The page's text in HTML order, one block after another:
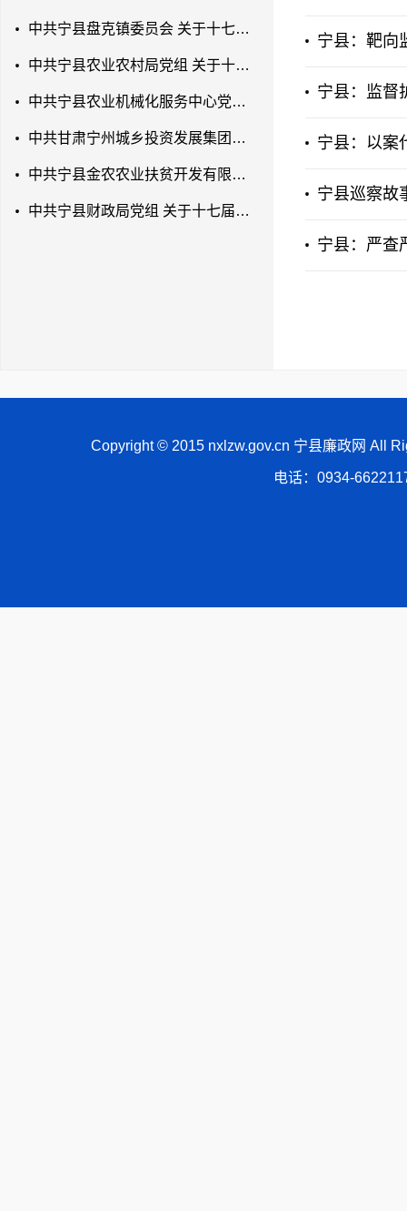
中共宁县盘克镇委员会 关于十七届县委第七轮巡察反馈意见整改落实进展情况的通报
中共宁县农业农村局党组 关于十七届县委第七轮巡察反馈意见整改落实进展情况的通报
中共宁县农业机械化服务中心党支部 关于十七届县委第七轮巡察反馈意见整改落实进展情况的通报
中共甘肃宁州城乡投资发展集团有限公司党支部 关于十七届县委第七轮巡察反馈意见 整改落实进展情况的通报
中共宁县金农农业扶贫开发有限公司党支部 关于十七届县委第七轮巡察反馈意见整改 落实进展情况的通报
中共宁县财政局党组 关于十七届县委第七轮巡察反馈意见整改落实进展情况的通报
宁县：靶向
宁县：监督
宁县：以案
宁县巡察故
宁县：严查
Copyright © 2015 nxlzw.gov.cn 宁县廉政网 All
电话：0934-